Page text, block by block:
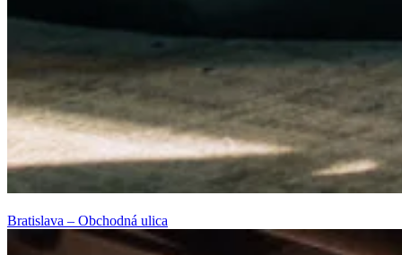
Bratislava – Obchodná ulica